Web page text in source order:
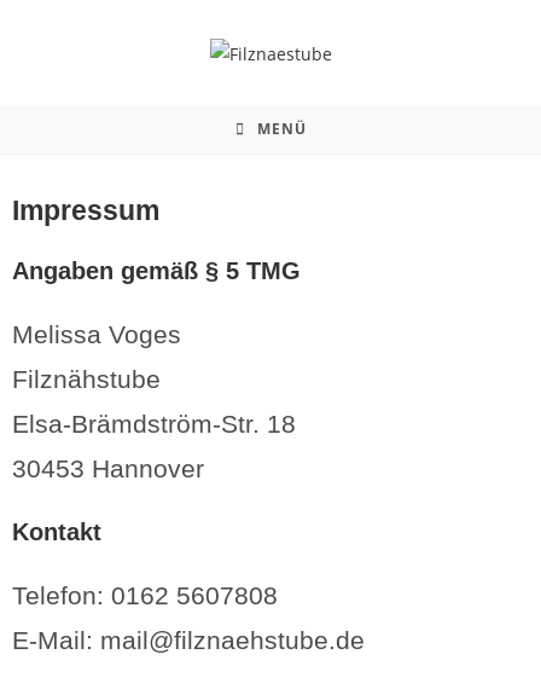
MENÜ
Impressum
Angaben gemäß § 5 TMG
Melissa Voges
Filznähstube
Elsa-Brämdström-Str. 18
30453 Hannover
Kontakt
Telefon: 0162 5607808
E-Mail: mail@filznaehstube.de